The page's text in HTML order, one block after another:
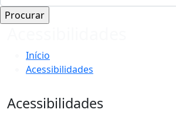
Início
Acessibilidades
Acessibilidades